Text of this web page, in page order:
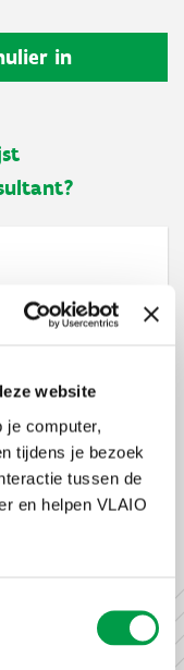
website
je computer,
tijdens je bezoek
tussen de
en helpen VLAIO
in
Gewest
Share